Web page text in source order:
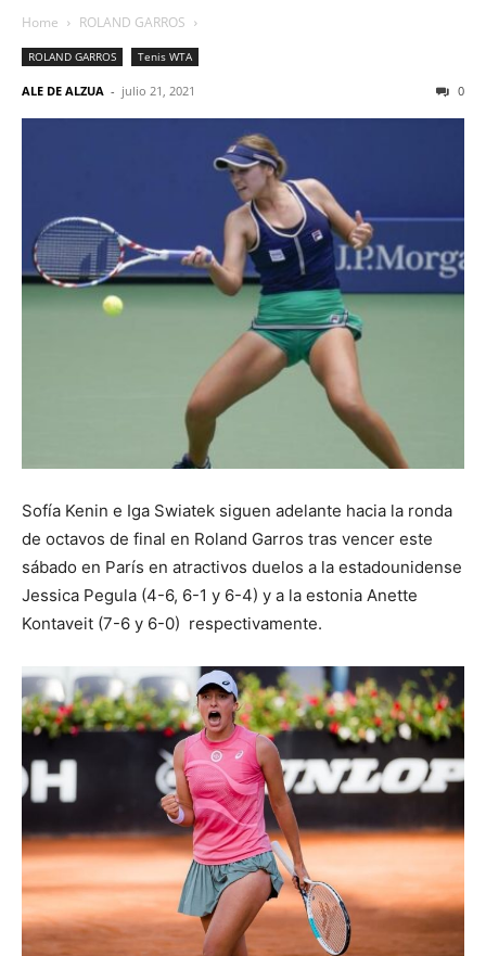
Home ROLAND GARROS
ROLAND GARROS Tenis WTA
ALE DE ALZUA - julio 21, 2021 0
Sofía Kenin e Iga Swiatek siguen adelante hacia la ronda
de octavos de final en Roland Garros tras vencer este
sábado en París en atractivos duelos a la estadounidense
Jessica Pegula (4-6, 6-1 y 6-4) y a la estonia Anette
Kontaveit (7-6 y 6-0) respectivamente.